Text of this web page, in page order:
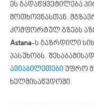
ეს გადაწყვეტილება
მოთხოვნასთან.
კომფორტულ გზებს
Astana-ს გაზრდილი
პასუხობს.
ავიაბილეთები უფრო
ხელმისაწვდომი.